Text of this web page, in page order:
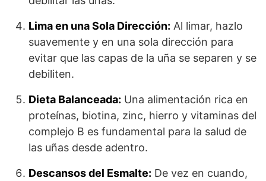
Lima en una Sola Dirección: Al limar, hazlo
suavemente y en una sola dirección para
evitar que las capas de la uña se separen y se
debiliten.
Dieta Balanceada: Una alimentación rica en
proteínas, biotina, zinc, hierro y vitaminas del
complejo B es fundamental para la salud de
las uñas desde adentro.
Descansos del Esmalte: De vez en cuando,